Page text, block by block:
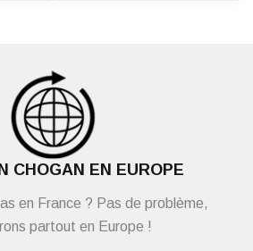
CHOGAN EN EUROPE
en France ? Pas de problème,
partout en Europe !